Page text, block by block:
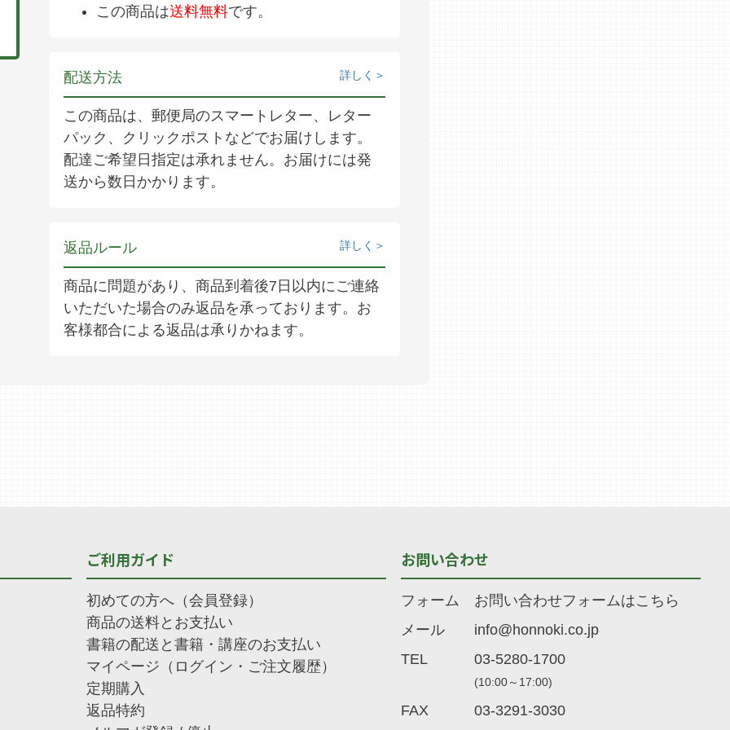
この商品は送料無料です。
配送方法 詳しく
この商品は、郵便局のスマートレター、レター
パック、クリックポストなどでお届けします。
配達ご希望日指定は承れません。お届けには発
送から数日かかります。
返品ルール 詳しく
商品に問題があり、商品到着後7日以内にご連絡
いただいた場合のみ返品を承っております。お
客様都合による返品は承りかねます。
ご利用ガイド
初めての方へ（会員登録）
商品の送料とお支払い
書籍の配送と書籍・講座のお支払い
マイページ（ログイン・ご注文履歴）
定期購入
返品特約
お問い合わせ
フォーム
お問い合わせフォームはこちら
メール
info@honnoki.co.jp
TEL
03-5280-1700
(10:00～17:00)
FAX 03-3291-3030